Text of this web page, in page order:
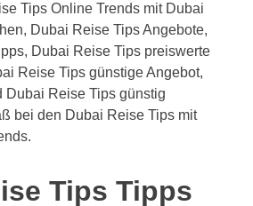
Tips Online Trends mit Dubai
Dubai Reise Tips Angebote,
Dubai Reise Tips preiswerte
Reise Tips günstige Angebot,
Dubai Reise Tips günstig
bei den Dubai Reise Tips mit
Tips Tipps